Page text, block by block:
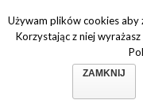
© Copyright 2019. All
Używam plików cookies aby
Korzystając z niej
ZAMKNIJ